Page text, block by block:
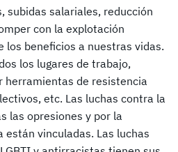
subidas salariales, reducción
con la explotación
los beneficios a nuestras vidas.
los lugares de trabajo,
herramientas de resistencia
etc. Las luchas contra la
las opresiones y por la
vinculadas. Las luchas